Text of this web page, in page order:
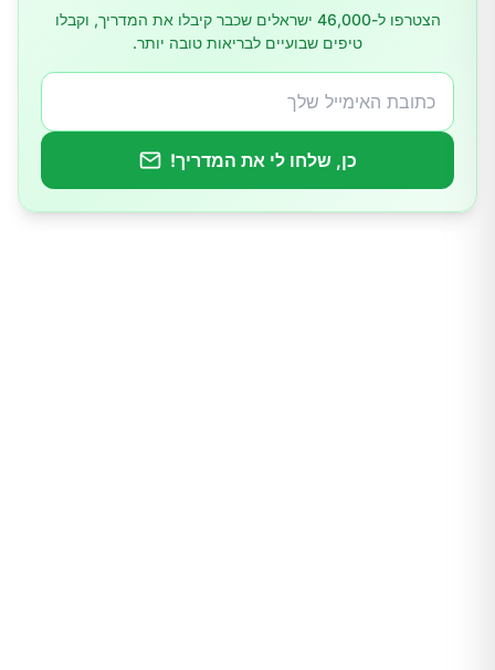
איך מיישמים את זה בפועל
שורה תחתונה
הצטרפו ל-46,000 ישראלים שכבר קיבלו את המדריך, וקבלו
טיפים שבועיים לבריאות טובה יותר.
כן, שלחו לי את המדריך!